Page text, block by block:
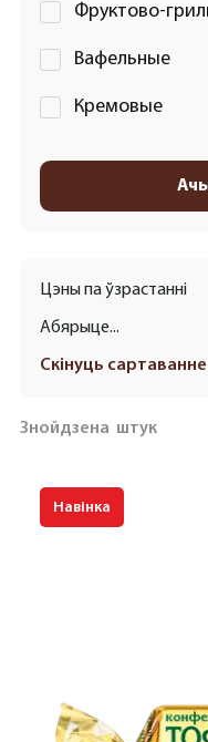
Фруктово-
Вафельные
Кремовые
Цэны па ўзрастанні
Абярыце...
Скінуць сартаванне
Знойдзена штук
Навінка